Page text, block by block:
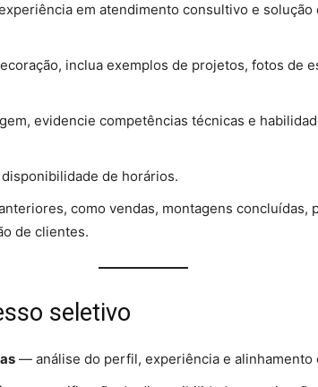
em atendimento consultivo e solução
inclua exemplos de projetos, fotos de
evidencie competências técnicas e
de horários.
como vendas, montagens concluídas,
de clientes.
seletivo
— análise do perfil, experiência e alinhamento